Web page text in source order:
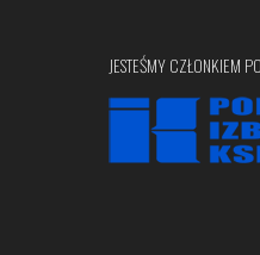
JESTEŚMY CZŁONKIEM